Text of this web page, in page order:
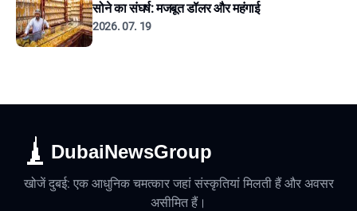
सोने का संघर्ष: मजबूत डॉलर और महंगाई
2026. 07. 19
DubaiNewsGroup
खोजें दुबई: एक आधुनिक चमत्कार जहां संस्कृतियां मिलती हैं और अवसर
असीमित हैं।